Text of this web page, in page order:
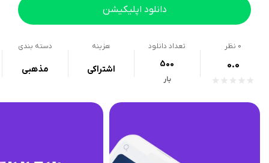
دانلود اپلیکیشن
0 نظر
0.0
تعداد دانلود
500
بار
هزینه
اشتراکی
دسته بندی
مذهبی